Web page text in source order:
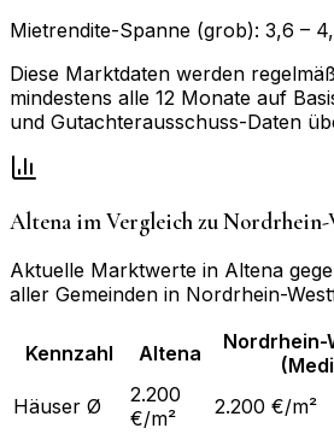
Mietrendite-Spanne (grob): 3,6 –
Diese Marktdaten werden
mindestens alle 12 Monate auf
und Gutachterausschuss-Daten
Altena im Vergleich zuNordrhein-
Aktuelle Marktwerte in Altena
aller Gemeinden in Nordrhein-
Kennzahl Altena
Nordrhein-
Häuser Ø
2.200
€/m²
2.200 €/m²